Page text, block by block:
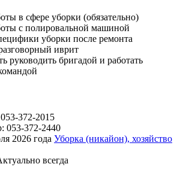
в сфере уборки (обязательно)
с полировальной машиной
уборки после ремонта
иврит
руководить бригадой и работать
372-2015
053-372-2440
2026 года Уборка (никайон), хозяйство
всегда